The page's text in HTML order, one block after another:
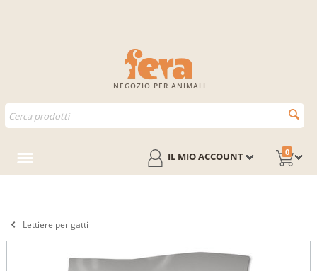
NEGOZIO PER ANIMALI
0
IL MIO ACCOUNT
Lettiere per gatti